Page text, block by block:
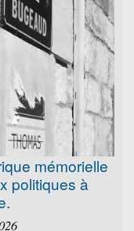
mémorielle
politiques à